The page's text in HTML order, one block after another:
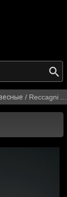
/ Reccagni Angelo L 9101/8+3